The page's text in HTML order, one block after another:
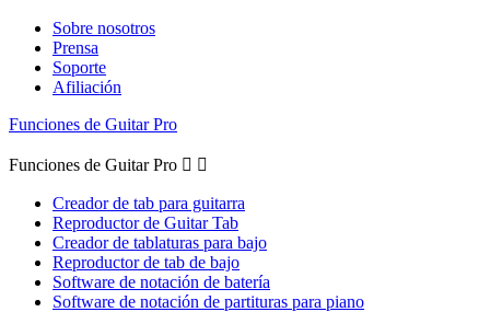
Sobre nosotros
Prensa
Soporte
Afiliación
Funciones de Guitar Pro
Funciones de Guitar Pro  
Creador de tab para guitarra
Reproductor de Guitar Tab
Creador de tablaturas para bajo
Reproductor de tab de bajo
Software de notación de batería
Software de notación de partituras para piano